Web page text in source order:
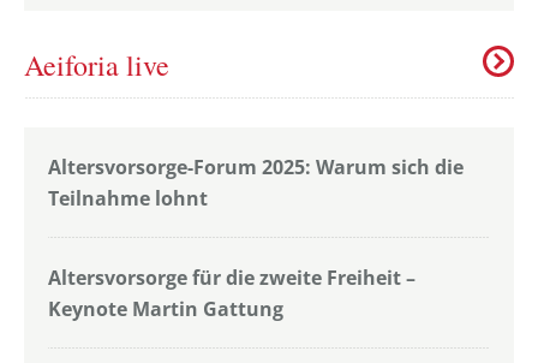
Aeiforia live
Altersvorsorge-Forum 2025: Warum sich die
Teilnahme lohnt
Altersvorsorge für die zweite Freiheit –
Keynote Martin Gattung